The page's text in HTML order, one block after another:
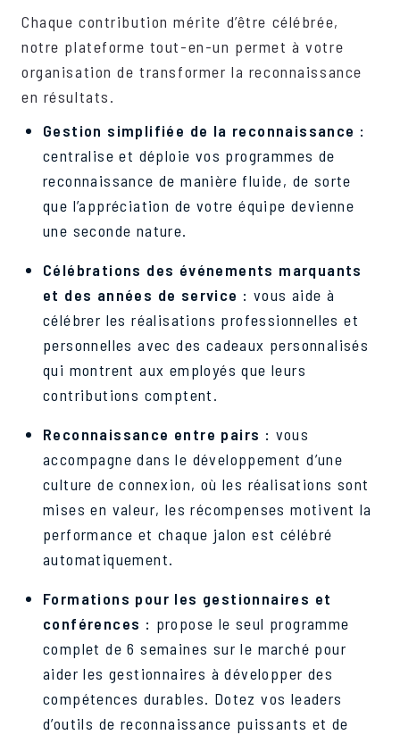
Chaque contribution mérite d’être célébrée,
notre plateforme tout-en-un permet à votre
organisation de transformer la reconnaissance
en résultats.
Gestion simplifiée de la reconnaissance :
centralise et déploie vos programmes de
reconnaissance de manière fluide, de sorte
que l’appréciation de votre équipe devienne
une seconde nature.
Célébrations des événements marquants
et des années de service : vous aide à
célébrer les réalisations professionnelles et
personnelles avec des cadeaux personnalisés
qui montrent aux employés que leurs
contributions comptent.
Reconnaissance entre pairs : vous
accompagne dans le développement d’une
culture de connexion, où les réalisations sont
mises en valeur, les récompenses motivent la
performance et chaque jalon est célébré
automatiquement.
Formations pour les gestionnaires et
conférences : propose le seul programme
complet de 6 semaines sur le marché pour
aider les gestionnaires à développer des
compétences durables. Dotez vos leaders
d’outils de reconnaissance puissants et de